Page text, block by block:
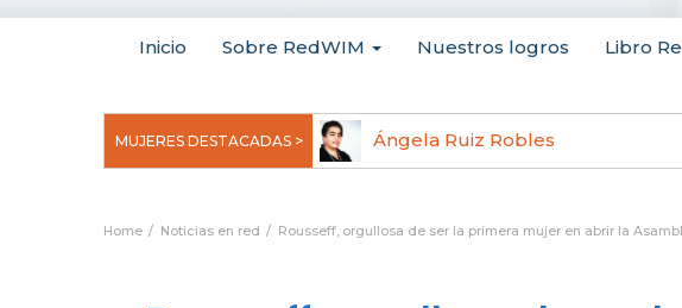
Inicio Sobre RedWIM Nuestros logros Libro
MUJERES DESTACADAS >
Uchegbu, pionera en
Ángela Ruiz Robles
Home Noticias en red Rousseff, orgullosa de ser la primera mujer en abrir la